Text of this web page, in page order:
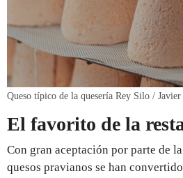
Queso típico de la quesería Rey Silo /
El favorito de la
Con gran aceptación por parte de
quesos pravianos se han